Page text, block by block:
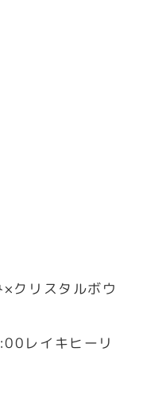
クリスタルボウ
レイキヒーリ